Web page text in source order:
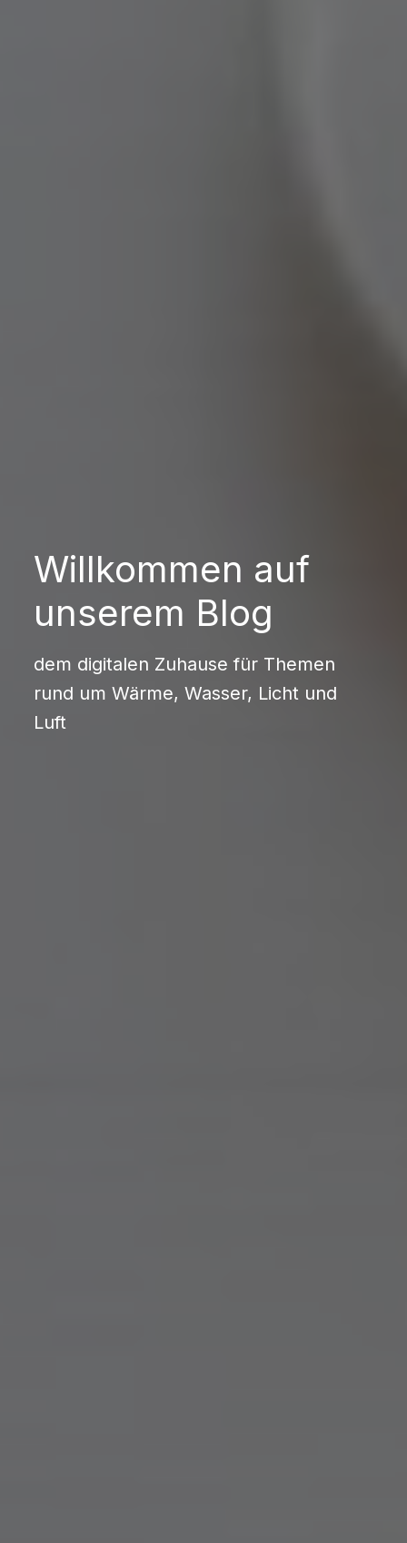
Willkommen auf
unserem Blog
dem digitalen Zuhause für Themen
rund um Wärme, Wasser, Licht und
Luft